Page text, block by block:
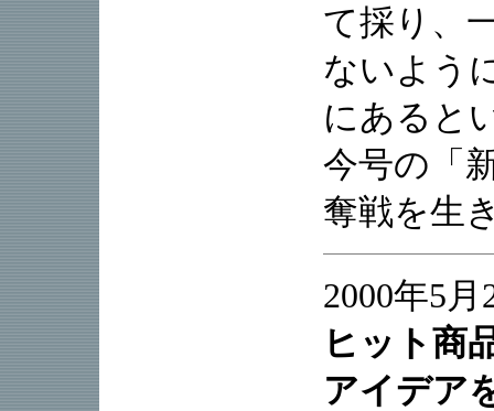
て採り、
ないよう
にあると
今号の「
奪戦を生
2000年5月
ヒット商
アイデア